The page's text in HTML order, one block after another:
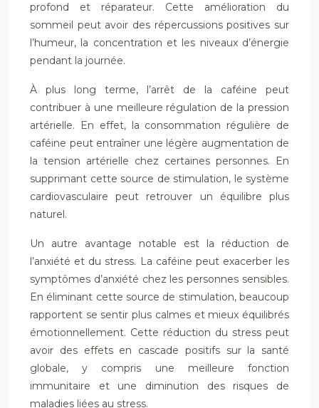
profond et réparateur. Cette amélioration du
sommeil peut avoir des répercussions positives sur
l’humeur, la concentration et les niveaux d’énergie
pendant la journée.
À plus long terme, l’arrêt de la caféine peut
contribuer à une meilleure régulation de la pression
artérielle. En effet, la consommation régulière de
caféine peut entraîner une légère augmentation de
la tension artérielle chez certaines personnes. En
supprimant cette source de stimulation, le système
cardiovasculaire peut retrouver un équilibre plus
naturel.
Un autre avantage notable est la réduction de
l’anxiété et du stress. La caféine peut exacerber les
symptômes d’anxiété chez les personnes sensibles.
En éliminant cette source de stimulation, beaucoup
rapportent se sentir plus calmes et mieux équilibrés
émotionnellement. Cette réduction du stress peut
avoir des effets en cascade positifs sur la santé
globale, y compris une meilleure fonction
immunitaire et une diminution des risques de
maladies liées au stress.